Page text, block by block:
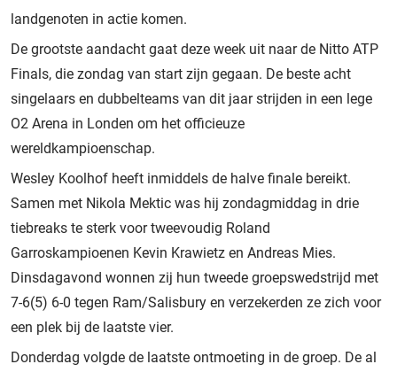
landgenoten in actie komen.
De grootste aandacht gaat deze week uit naar de Nitto ATP
Finals, die zondag van start zijn gegaan. De beste acht
singelaars en dubbelteams van dit jaar strijden in een lege
O2 Arena in Londen om het officieuze
wereldkampioenschap.
Wesley Koolhof heeft inmiddels de halve finale bereikt.
Samen met Nikola Mektic was hij zondagmiddag in drie
tiebreaks te sterk voor tweevoudig Roland
Garroskampioenen Kevin Krawietz en Andreas Mies.
Dinsdagavond wonnen zij hun tweede groepswedstrijd met
7-6(5) 6-0 tegen Ram/Salisbury en verzekerden ze zich voor
een plek bij de laatste vier.
Donderdag volgde de laatste ontmoeting in de groep. De al